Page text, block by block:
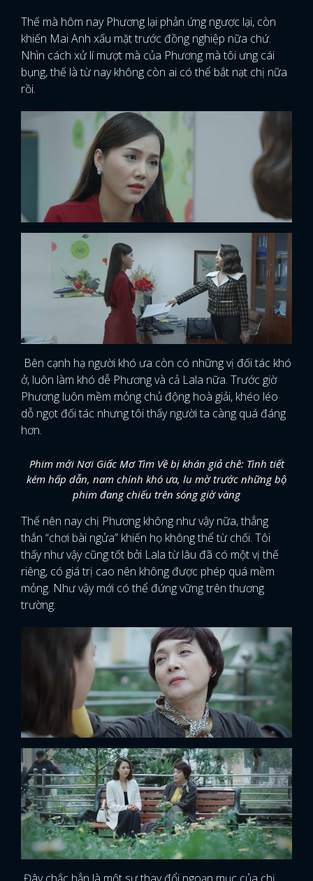
Thế mà hôm nay Phương lại phản ứng ngược lại, còn
khiến Mai Anh xấu mặt trước đồng nghiệp nữa chứ.
Nhìn cách xử lí mượt mà của Phương mà tôi ưng cái
bụng, thế là từ nay không còn ai có thể bắt nạt chị nữa
rồi.
Bên cạnh hạ người khó ưa còn có những vị đối tác khó
ở, luôn làm khó dễ Phương và cả Lala nữa. Trước giờ
Phương luôn mềm mỏng chủ động hoà giải, khéo léo
dỗ ngọt đối tác nhưng tôi thấy người ta càng quá đáng
hơn.
Phim mới Nơi Giấc Mơ Tìm Về bị khán giả chê: Tình tiết
kém hấp dẫn, nam chính khó ưa, lu mờ trước những bộ
phim đang chiếu trên sóng giờ vàng
Thế nên nay chị Phương không như vậy nữa, thẳng
thắn “chơi bài ngửa” khiến họ không thể từ chối. Tôi
thấy như vậy cũng tốt bởi Lala từ lâu đã có một vị thế
riêng, có giá trị cao nên không được phép quá mềm
mỏng. Như vậy mới có thể đứng vững trên thương
trường.